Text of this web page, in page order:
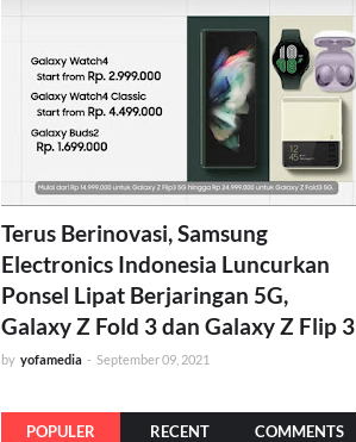
Terus Berinovasi, Samsung
Electronics Indonesia Luncurkan
Ponsel Lipat Berjaringan 5G,
Galaxy Z Fold 3 dan Galaxy Z Flip 3
by yofamedia - September 09, 2021
POPULER RECENT COMMENTS